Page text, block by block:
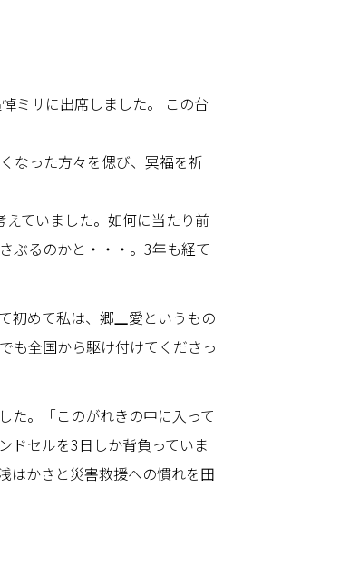
ミサに出席しました。 この台
なった方々を偲び、冥福を祈
ていました。如何に当たり前
ぶるのかと・・・。3年も経て
初めて私は、郷土愛というもの
も全国から駆け付けてくださっ
た。「このがれきの中に入って
ドセルを3日しか背負っていま
はかさと災害救援への慣れを田